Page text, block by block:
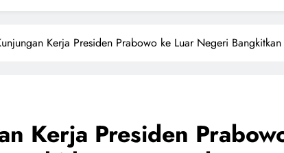
Kerja Presiden Prabowo ke Luar Negeri
Kerja Presiden